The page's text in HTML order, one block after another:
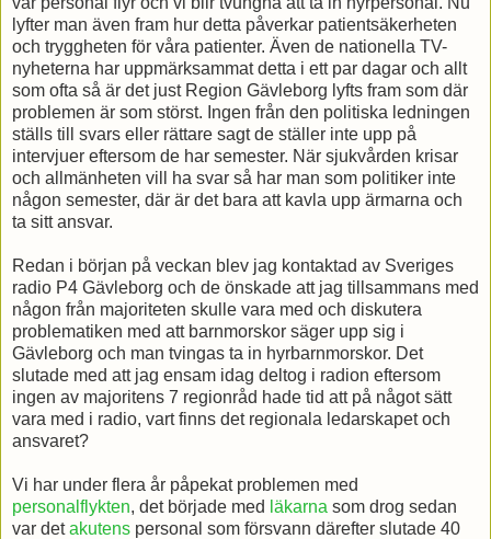
lyfter man även fram hur detta påverkar patientsäkerheten
och tryggheten för våra patienter. Även de nationella TV-
nyheterna har uppmärksammat detta i ett par dagar och allt
som ofta så är det just Region Gävleborg lyfts fram som där
problemen är som störst. Ingen från den politiska ledningen
ställs till svars eller rättare sagt de ställer inte upp på
intervjuer eftersom de har semester. När sjukvården krisar
och allmänheten vill ha svar så har man som politiker inte
någon semester, där är det bara att kavla upp ärmarna och
ta sitt ansvar.
Redan i början på veckan blev jag kontaktad av Sveriges
radio P4 Gävleborg och de önskade att jag tillsammans med
någon från majoriteten skulle vara med och diskutera
problematiken med att barnmorskor säger upp sig i
Gävleborg och man tvingas ta in hyrbarnmorskor. Det
slutade med att jag ensam idag deltog i radion eftersom
ingen av majoritens 7 regionråd hade tid att på något sätt
vara med i radio, vart finns det regionala ledarskapet och
ansvaret?
Vi har under flera år påpekat problemen med
personalflykten, det började med läkarna som drog sedan
var detakutens personal som försvann därefter slutade 40